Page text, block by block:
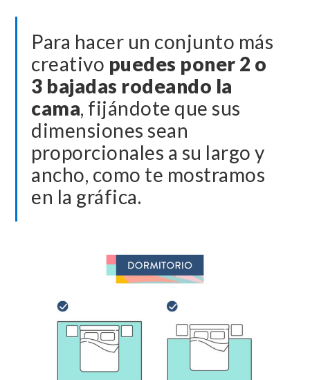
Para hacer un conjunto más
creativo puedes poner 2 o
3 bajadas rodeando la
cama, fijándote que sus
dimensiones sean
proporcionales a su largo y
ancho, como te mostramos
en la gráfica.